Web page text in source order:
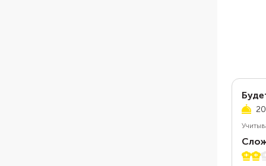
2 из 5